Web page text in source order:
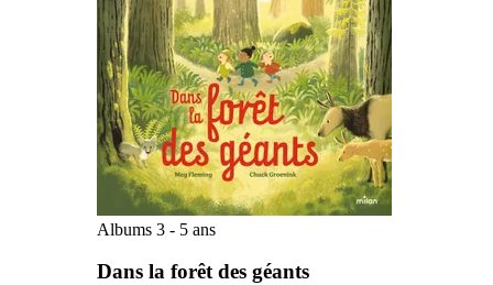
Albums 3 - 5 ans
Dans la forêt des géants